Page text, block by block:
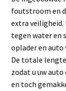
foutstroom en
extra
tegen water en
oplader en
De totale
zodat u uw
en toch